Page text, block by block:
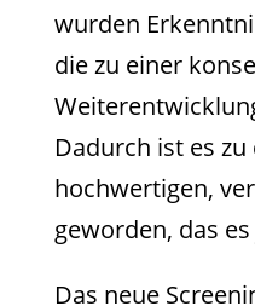
wurden
die zu einer
Dadurch ist es
hochwertigen,
geworden, das
Das neue